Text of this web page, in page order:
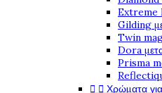
Extreme
Gilding
Twin
Dora
Prisma
  Χρώματα